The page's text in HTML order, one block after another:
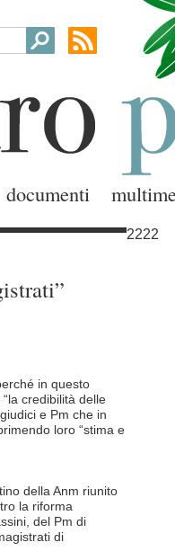
documenti
2222
in questo
credibilità delle
e Pm che in
loro “stima e
della Anm riunito
la riforma
del Pm di
di